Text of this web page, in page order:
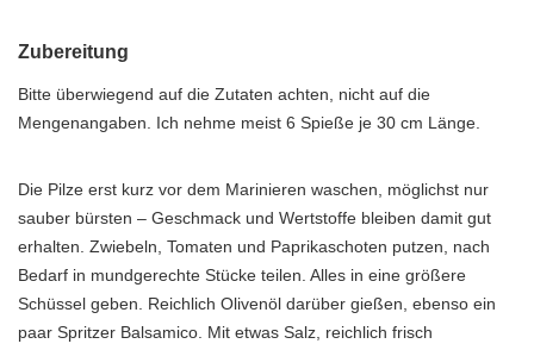
Zubereitung
Bitte überwiegend auf die Zutaten achten, nicht auf die
Mengenangaben. Ich nehme meist 6 Spieße je 30 cm Länge.
Die Pilze erst kurz vor dem Marinieren waschen, möglichst nur
sauber bürsten – Geschmack und Wertstoffe bleiben damit gut
erhalten. Zwiebeln, Tomaten und Paprikaschoten putzen, nach
Bedarf in mundgerechte Stücke teilen. Alles in eine größere
Schüssel geben. Reichlich Olivenöl darüber gießen, ebenso ein
paar Spritzer Balsamico. Mit etwas Salz, reichlich frisch